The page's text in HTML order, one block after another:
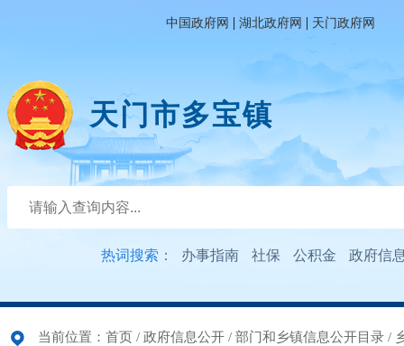
中国政府网 | 湖北政府网 | 天门政府网
天门市多宝镇
热词搜索： 办事指南 社保 公积金 政府信
当前位置： 首页 / 政府信息公开 / 部门和乡镇信息公开目录 /